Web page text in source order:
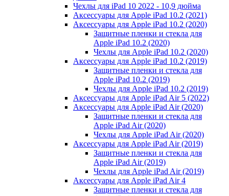
Чехлы для iPad 10 2022 - 10,9 дюйма
Аксессуары для Apple iPad 10.2 (2021)
Аксессуары для Apple iPad 10.2 (2020)
Защитные пленки и стекла для
Apple iPad 10.2 (2020)
Чехлы для Apple iPad 10.2 (2020)
Аксессуары для Apple iPad 10.2 (2019)
Защитные пленки и стекла для
Apple iPad 10.2 (2019)
Чехлы для Apple iPad 10.2 (2019)
Аксессуары для Apple iPad Air 5 (2022)
Аксессуары для Apple iPad Air (2020)
Защитные пленки и стекла для
Apple iPad Air (2020)
Чехлы для Apple iPad Air (2020)
Аксессуары для Apple iPad Air (2019)
Защитные пленки и стекла для
Apple iPad Air (2019)
Чехлы для Apple iPad Air (2019)
Аксессуары для Apple iPad Air 4
Защитные пленки и стекла для